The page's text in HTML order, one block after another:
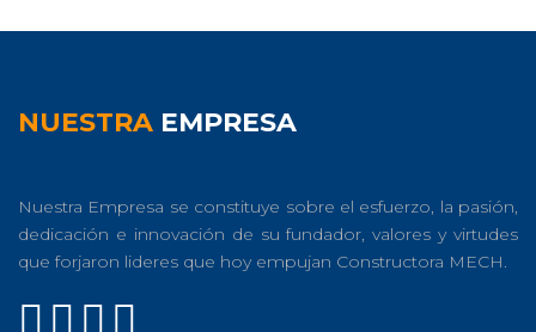
NUESTRA EMPRESA
Nuestra Empresa se constituye sobre el esfuerzo, la pasión,
dedicación e innovación de su fundador, valores y virtudes
que forjaron lideres que hoy empujan Constructora MECH.